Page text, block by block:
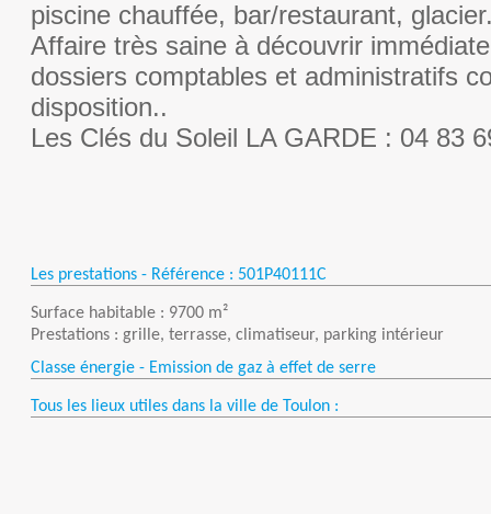
piscine chauffée, bar/restaurant,
Affaire très saine à découvrir
dossiers comptables et administratifs
disposition..
Les Clés du Soleil LA GARDE : 04 83
Les prestations - Référence : 501P40111C
Surface habitable : 9700 m²
Prestations : grille, terrasse, climatiseur, parking intérieur
Classe énergie - Emission de gaz à effet de serre
Tous les lieux utiles dans la ville de Toulon :